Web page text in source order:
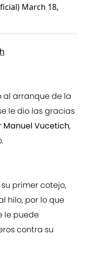
March 18,
al arranque de la
le dio las gracias
Manuel Vucetich,
primer cotejo,
hilo, por lo que
le puede
contra su